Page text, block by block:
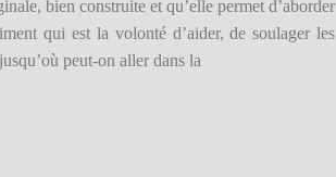
bien construite et qu’elle permet d’aborder
qui est la volonté d’aider, de soulager les
peut-on aller dans la